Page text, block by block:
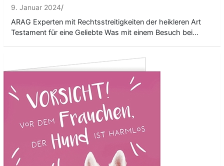
9. Januar 2024
ARAG Experten mit Rechtsstreitigkeiten der heikleren Art
Testament für eine Geliebte Was mit einem Besuch bei…